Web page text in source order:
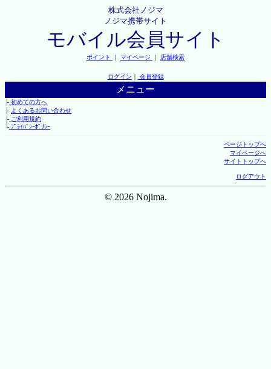
株式会社ノジマ
ノジマ携帯サイト
モバイル会員サイト
ポイント ｜ マイページ ｜ 店舗検索
ログイン ｜ 会員登録
メニュー
├初めての方へ
├ よくあるお問い合わせ
├ご利用規約
└ﾌﾟﾗｲﾊﾞｼｰﾎﾟﾘｼｰ
ページトップへ
マイページへ
サイトトップへ
ログアウト
© 2026 Nojima.